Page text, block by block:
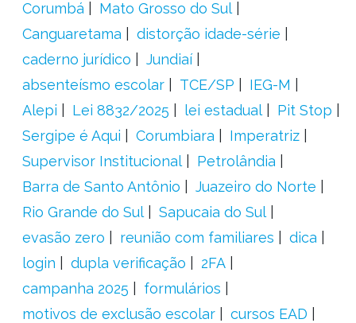
Corumbá
Mato Grosso do Sul
Canguaretama
distorção idade-série
caderno jurídico
Jundiaí
absenteísmo escolar
TCE/SP
IEG-M
Alepi
Lei 8832/2025 lei estadual
Pit Stop
Sergipe é Aqui
Corumbiara
Imperatriz
Supervisor Institucional
Petrolândia
Barra de Santo Antônio
Juazeiro do Norte
Rio Grande do Sul
Sapucaia do Sul
evasão zero
reunião com familiares
dica
login
dupla verificação
2FA
campanha 2025
formulários
motivos de exclusão escolar
cursos EAD